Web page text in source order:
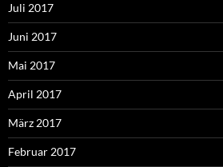
Juli 2017
Juni 2017
Mai 2017
April 2017
März 2017
Februar 2017